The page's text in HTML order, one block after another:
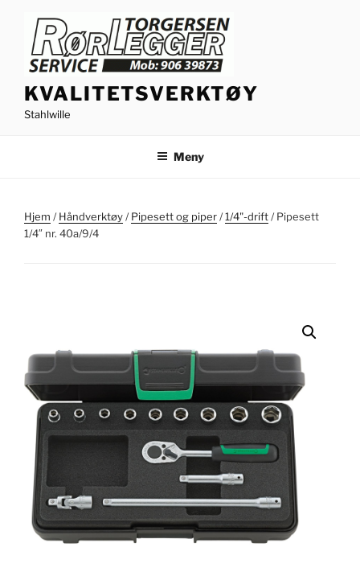
innhold
KVALITETSVERKTØY
Stahlwille
Meny
Hjem /Håndverktøy/Pipesett og piper/1/4"-drift/ Pipesett
1/4″ nr. 40a/9/4